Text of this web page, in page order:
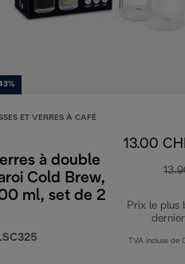
ET VERRES À CAFÉ
à double
Cold Brew,
ml, set de 2
13.00
Prix le plus
TVA incluse de